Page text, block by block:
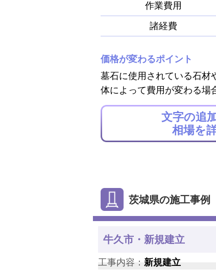
作業費用
諸経費
価格が変わるポイント
墓石に使用されている石材
体によって費用が変わる場
文字の追
相場を
茨城県の施工事例
牛久市・新規建立
工事内容： 新規建立